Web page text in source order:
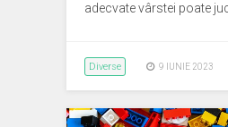
adecvate vârstei poate
Diverse 9 IUNIE 2023